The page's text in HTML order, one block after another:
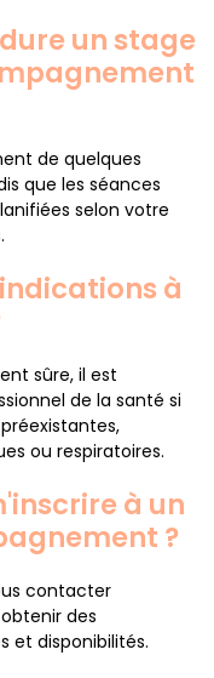
un stage
de quelques
que les séances
selon votre
à
sûre, il est
de la santé si
ou respiratoires.
à un
?
contacter
des
et disponibilités.